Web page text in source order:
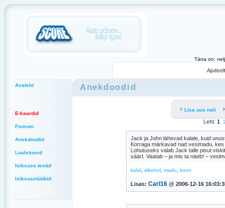
Täna on:
Avaleht
E-kaardid
Foorum
Anekdoodid
Luuletused
Isiksuse testid
Isiksusetüübid
Anekdoodid
Lisa uus nali
Leht: 1
Jack ja John lähevad kalale, kuid
Korraga märkavad nad vesimadu,
Lohutuseks valab Jack talle pisut
säärt. Vaatab – ja mis ta näeb! –
kalal alkohol madu konn
Lisas: Carl16 @ 2006-12-16